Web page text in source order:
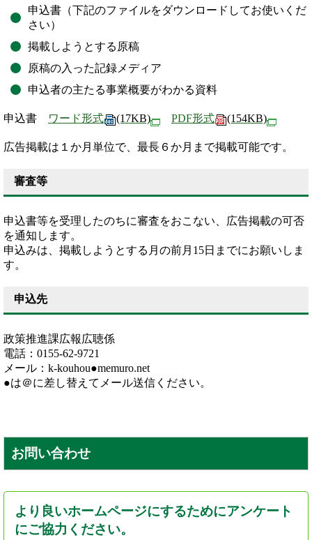
申込書（下記のファイルをダウンロードしてお使いくだ
さい）
掲載しようとする原稿
原稿の入った記録メディア
申込者の主たる事業概要がわかる資料
申込書 ワード形式 (17KB) PDF形式 (154KB)
広告掲載は１か月単位で、最長６か月まで掲載可能です。
審査等
申込書等を受理したのちに審査をおこない、広告掲載の可否
を通知します。
申込みは、掲載しようとする月の前月15日までにお願いしま
す。
申込先
政策推進課広報広聴係
電話：0155-62-9721
メール：k-kouhou●memuro.net
●は＠に差し替えてメール送信ください。
お問い合わせ
より良いホームページにするためにアンケート
にご協力ください。